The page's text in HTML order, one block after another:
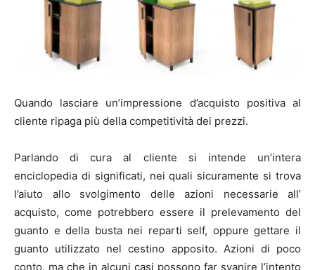
Quando lasciare un’impressione d’acquisto positiva al
cliente ripaga più della competitività dei prezzi.
Parlando di cura al cliente si intende un’intera
enciclopedia di significati, nei quali sicuramente si trova
l’aiuto allo svolgimento delle azioni necessarie all’
acquisto, come potrebbero essere il prelevamento del
guanto e della busta nei reparti self, oppure gettare il
guanto utilizzato nel cestino apposito. Azioni di poco
conto, ma che in alcuni casi possono far svanire l’intento